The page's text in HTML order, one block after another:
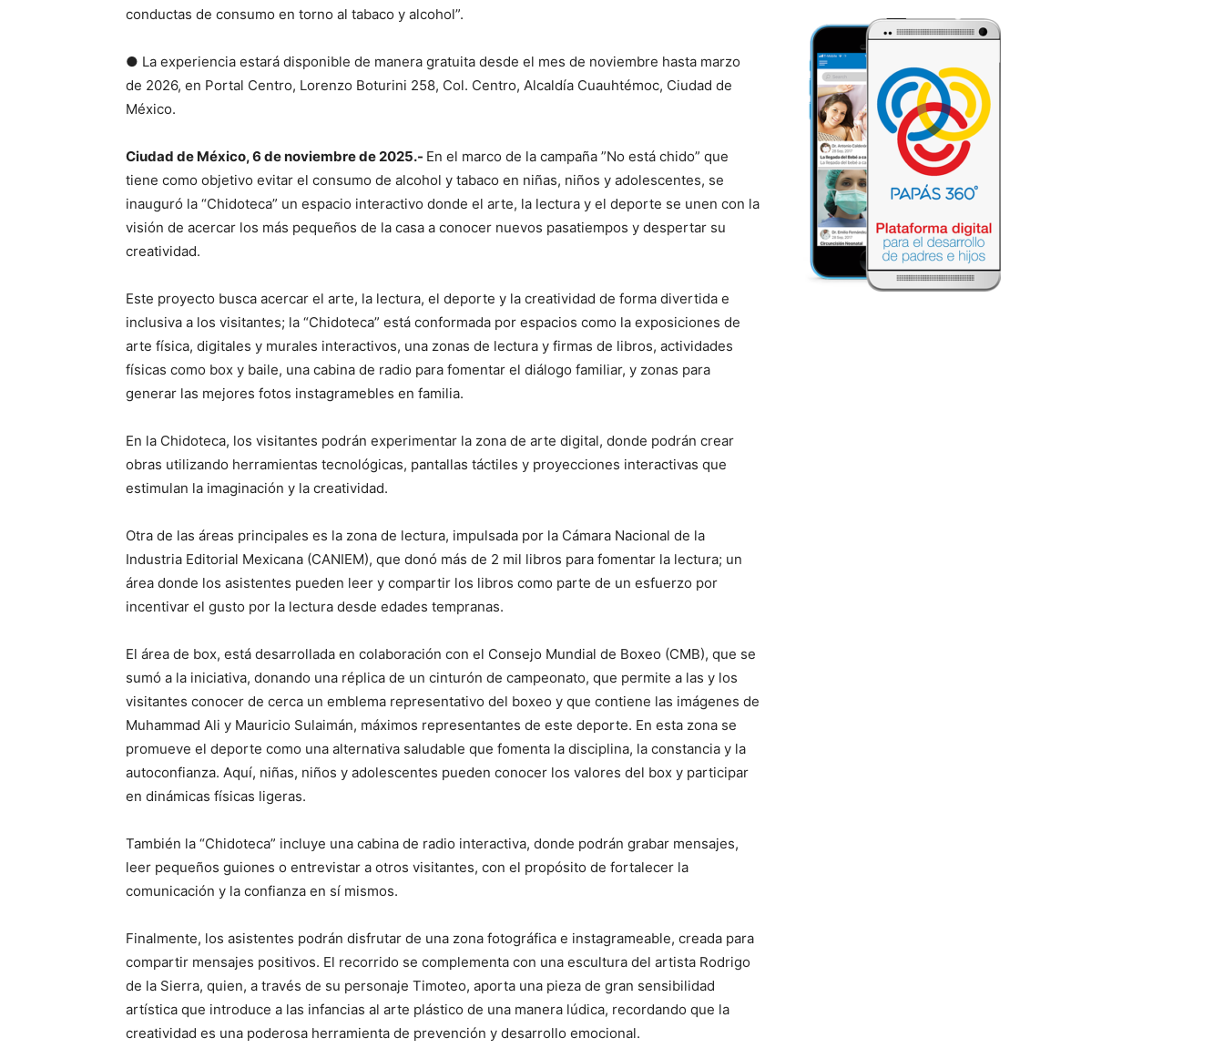
conductas de consumo en torno al tabaco y alcohol”.
● La experiencia estará disponible de manera gratuita desde el mes de noviembre hasta marzo
de 2026, en Portal Centro, Lorenzo Boturini 258, Col. Centro, Alcaldía Cuauhtémoc, Ciudad de
México.
Ciudad de México, 6 de noviembre de 2025.- En el marco de la campaña ”No está chido” que
tiene como objetivo evitar el consumo de alcohol y tabaco en niñas, niños y adolescentes, se
inauguró la “Chidoteca” un espacio interactivo donde el arte, la lectura y el deporte se unen con la
visión de acercar los más pequeños de la casa a conocer nuevos pasatiempos y despertar su
creatividad.
Este proyecto busca acercar el arte, la lectura, el deporte y la creatividad de forma divertida e
inclusiva a los visitantes; la “Chidoteca” está conformada por espacios como la exposiciones de
arte física, digitales y murales interactivos, una zonas de lectura y firmas de libros, actividades
físicas como box y baile, una cabina de radio para fomentar el diálogo familiar, y zonas para
generar las mejores fotos instagramebles en familia.
En la Chidoteca, los visitantes podrán experimentar la zona de arte digital, donde podrán crear
obras utilizando herramientas tecnológicas, pantallas táctiles y proyecciones interactivas que
estimulan la imaginación y la creatividad.
Otra de las áreas principales es la zona de lectura, impulsada por la Cámara Nacional de la
Industria Editorial Mexicana (CANIEM), que donó más de 2 mil libros para fomentar la lectura; un
área donde los asistentes pueden leer y compartir los libros como parte de un esfuerzo por
incentivar el gusto por la lectura desde edades tempranas.
El área de box, está desarrollada en colaboración con el Consejo Mundial de Boxeo (CMB), que se
sumó a la iniciativa, donando una réplica de un cinturón de campeonato, que permite a las y los
visitantes conocer de cerca un emblema representativo del boxeo y que contiene las imágenes de
Muhammad Ali y Mauricio Sulaimán, máximos representantes de este deporte. En esta zona se
promueve el deporte como una alternativa saludable que fomenta la disciplina, la constancia y la
autoconfianza. Aquí, niñas, niños y adolescentes pueden conocer los valores del box y participar
en dinámicas físicas ligeras.
También la “Chidoteca” incluye una cabina de radio interactiva, donde podrán grabar mensajes,
leer pequeños guiones o entrevistar a otros visitantes, con el propósito de fortalecer la
comunicación y la confianza en sí mismos.
Finalmente, los asistentes podrán disfrutar de una zona fotográfica e instagrameable, creada para
compartir mensajes positivos. El recorrido se complementa con una escultura del artista Rodrigo
de la Sierra, quien, a través de su personaje Timoteo, aporta una pieza de gran sensibilidad
artística que introduce a las infancias al arte plástico de una manera lúdica, recordando que la
creatividad es una poderosa herramienta de prevención y desarrollo emocional.